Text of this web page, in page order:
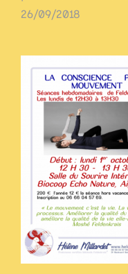
26/09/2018